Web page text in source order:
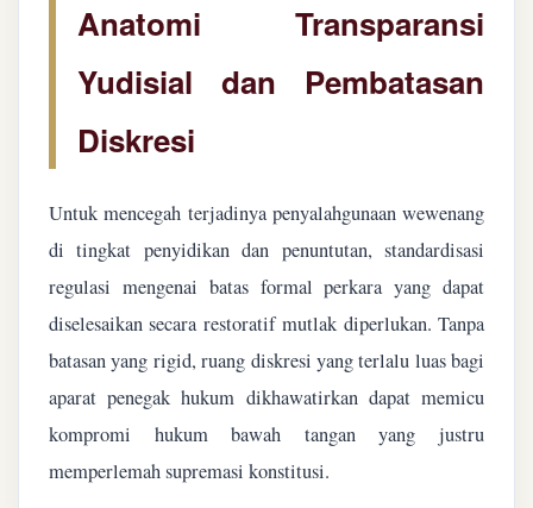
Anatomi Transparansi
Yudisial dan Pembatasan
Diskresi
Untuk mencegah terjadinya penyalahgunaan wewenang
di tingkat penyidikan dan penuntutan, standardisasi
regulasi mengenai batas formal perkara yang dapat
diselesaikan secara restoratif mutlak diperlukan. Tanpa
batasan yang rigid, ruang diskresi yang terlalu luas bagi
aparat penegak hukum dikhawatirkan dapat memicu
kompromi hukum bawah tangan yang justru
memperlemah supremasi konstitusi.